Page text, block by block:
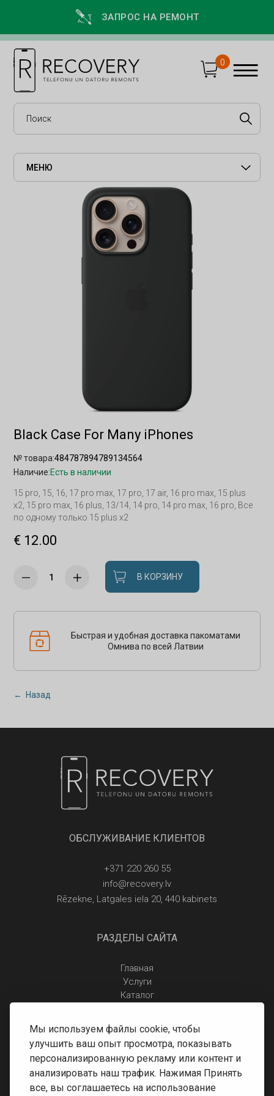
Мы используем файлы cookie, чтобы
улучшить ваш опыт просмотра, показывать
персонализированную рекламу или контент и
анализировать наш трафик. Нажимая Принять
все, вы соглашаетесь на использование
ЗАПРОС НА РЕМОНТ
0
МЕНЮ
Black Case For Many iPhones
№ товара:484787894789134564
Наличие:Есть в наличии
15 pro, 15, 16, 17 pro max, 17 pro, 17 air, 16 pro max, 15 plus
x2, 15 pro max, 16 plus, 13/14, 14 pro, 14 pro max, 16 pro, Все
по одному только 15 plus x2
€ 12.00
В КОРЗИНУ
Быстрая и удобная доставка пакоматами
Омнива по всей Латвии
← Назад
ОБСЛУЖИВАНИЕ КЛИЕНТОВ
+371 220 260 55
info@recovery.lv
Rēzekne, Latgales iela 20, 440 kabinets
РАЗДЕЛЫ САЙТА
Главная
Услуги
Каталог
Правила защиты персональных данных
Доставка и оплата
Условия возврата